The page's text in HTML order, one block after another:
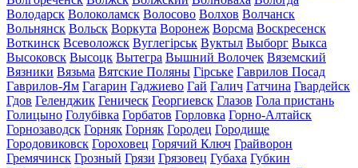
Володарск Волоколамск Волосово Волхов Волчанск
Вольнянск Вольск Воркута Воронеж Ворсма Воскресенск
Воткинск Всеволожск Вуглегірськ Вуктыл Выборг Выкса
Высоковск Высоцк Вытегра Вышний Волочек Вяземский
Вязники Вязьма Вятские Поляны Гірське Гаврилов Посад
Гаврилов-Ям Гагарин Гаджиево Гай Галич Гатчина Гвардейск
Гдов Геленджик Геническ Георгиевск Глазов Гола пристань
Голицыно Голубівка Горбатов Горловка Горно-Алтайск
Горнозаводск Горняк Горняк Городец Городище
Городовиковск Гороховец Горячий Ключ Грайворон
Гремячинск Грозный Грязи Грязовец Губаха Губкин